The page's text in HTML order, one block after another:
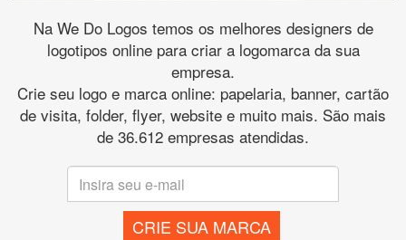
Na We Do Logos temos os melhores designers de
logotipos online para criar a logomarca da sua
empresa.
Crie seu logo e marca online: papelaria, banner, cartão
de visita, folder, flyer, website e muito mais. São mais
de 36.612 empresas atendidas.
CRIE SUA MARCA